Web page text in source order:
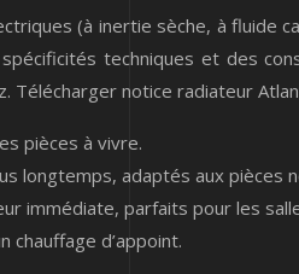
(à inertie sèche, à fluide
techniques et des
notice radiateur
pièces à vivre.
longtemps, adaptés aux pièces
immédiate, parfaits pour les
chauffage d’appoint.